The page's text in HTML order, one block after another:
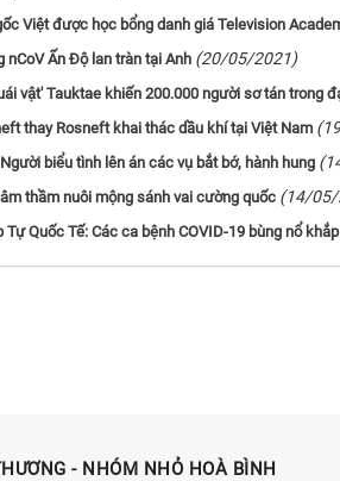
Việt được học bổng danh giá Television
nCoV Ấn Độ lan tràn tại Anh (20/05/2021)
vật' Tauktae khiến 200.000 người sơ tán trong
thay Rosneft khai thác dầu khí tại Việt Nam
biểu tình lên án các vụ bắt bớ, hành hung
thầm nuôi mộng sánh vai cường quốc (14/05/
Tự Quốc Tế: Các ca bệnh COVID-19 bùng nổ
- NHÓM NHỎ HOÀ BÌNH